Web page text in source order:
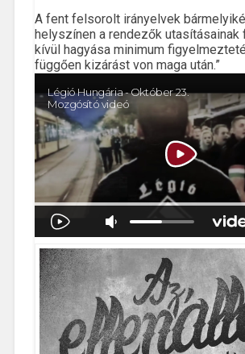
A fent felsorolt irányelvek
helyszínen a rendezők utasításainak
kívül hagyása minimum
függően kizárást von maga után.”